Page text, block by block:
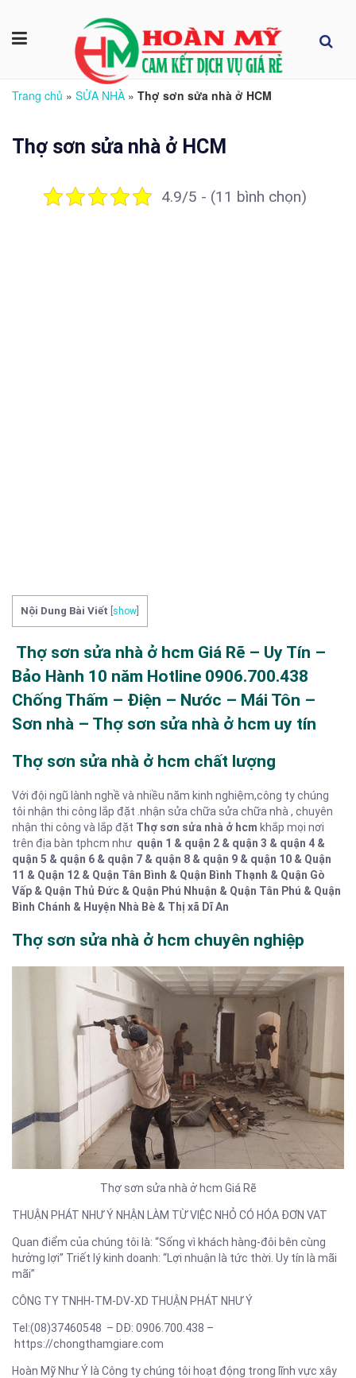
Trang chủ » SỬA NHÀ » Thợ sơn sửa nhà ở HCM
Thợ sơn sửa nhà ở HCM
4.9/5 - (11 bình chọn)
Nội Dung Bài Viết show
Thợ sơn sửa nhà ở hcm Giá Rẽ – Uy Tín –
Bảo Hành 10 năm Hotline 0906.700.438
Chống Thấm – Điện – Nước – Mái Tôn –
Sơn nhà – Thợ sơn sửa nhà ở hcm uy tín
Thợ sơn sửa nhà ở hcm chất lượng
Với đội ngũ lành nghề và nhiều năm kinh nghiệm,công ty chúng
tôi nhận thi công lắp đặt .nhận sửa chữa sửa chữa nhà , chuyên
nhận thi công và lắp đặt Thợ sơn sửa nhà ở hcm khắp mọi nơi
trên địa bàn tphcm như quận 1 & quận 2 & quận 3 & quận 4 &
quận 5 & quận 6 & quận 7 & quận 8 & quận 9 & quận 10 & Quận
11 & Quận 12 & Quận Tân Bình & Quận Bình Thạnh & Quận Gò
Vấp & Quận Thủ Đức & Quận Phú Nhuận & Quận Tân Phú & Quận
Bình Chánh & Huyện Nhà Bè & Thị xã Dĩ An
Thợ sơn sửa nhà ở hcm chuyên nghiệp
Thợ sơn sửa nhà ở hcm Giá Rẽ
THUẬN PHÁT NHƯ Ý NHẬN LÀM TỪ VIỆC NHỎ CÓ HÓA ĐƠN VAT
Quan điểm của chúng tôi là: “Sống vì khách hàng-đôi bên cùng
hưởng lợi” Triết lý kinh doanh: “Lợi nhuận là tức thời. Uy tín là mãi
mãi”
CÔNG TY TNHH-TM-DV-XD THUẬN PHÁT NHƯ Ý
Tel:(08)37460548 – DĐ: 0906.700.438 –
https://chongthamgiare.com
Hoàn Mỹ Như Ý là Công ty chúng tôi hoạt động trong lĩnh vực xây